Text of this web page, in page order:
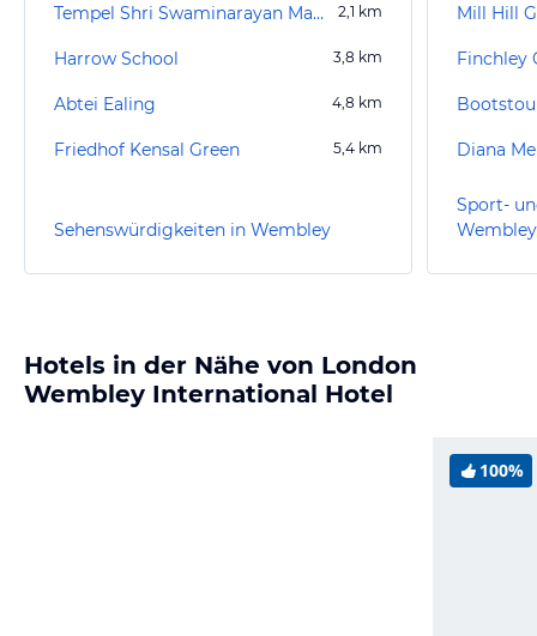
Tempel Shri Swaminarayan Mandir 2,1 km
Harrow School 3,8 km
Abtei Ealing 4,8 km
Friedhof Kensal Green 5,4 km
Sehenswürdigkeiten in Wembley
Mill Hill
Finchley
Diana
Sport-
Wembley
Hotels in der Nähe von London
Wembley International Hotel
100%